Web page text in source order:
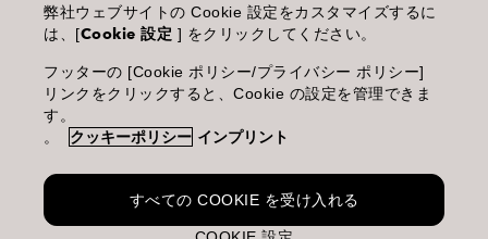
Goldwell is part of Kao Salon Division.
Making life beautiful for salons, stylists and their clients.
弊社ウェブサイトの Cookie 設定をカスタマイズするに
は、[Cookie 設定 ] をクリックしてください。
フッターの [Cookie ポリシー/プライバシー ポリシー]
リンクをクリックすると、Cookie の設定を管理できま
す。
。
クッキーポリシー インプリント
すべての COOKIE を受け入れる